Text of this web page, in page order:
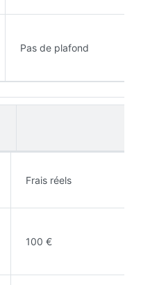
Pas de plafond
Frais réels
100 €